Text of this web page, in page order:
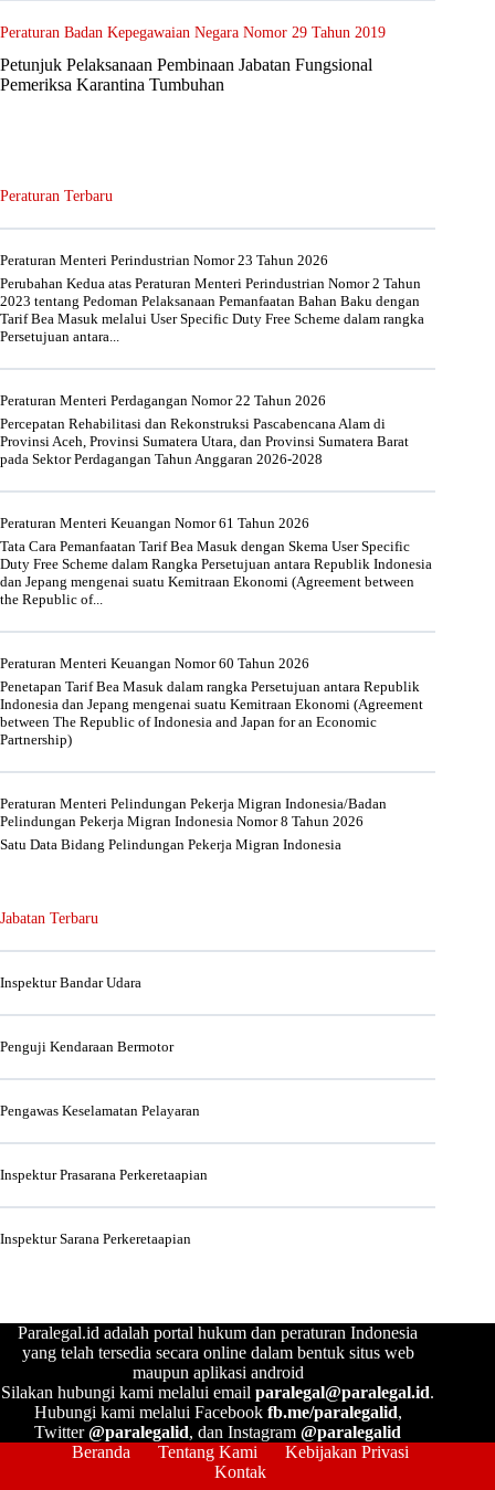
Peraturan Badan Kepegawaian Negara Nomor 29 Tahun 2019
Petunjuk Pelaksanaan Pembinaan Jabatan Fungsional
Pemeriksa Karantina Tumbuhan
Peraturan Terbaru
Peraturan Menteri Perindustrian Nomor 23 Tahun 2026
Perubahan Kedua atas Peraturan Menteri Perindustrian Nomor 2 Tahun
2023 tentang Pedoman Pelaksanaan Pemanfaatan Bahan Baku dengan
Tarif Bea Masuk melalui User Specific Duty Free Scheme dalam rangka
Persetujuan antara...
Peraturan Menteri Perdagangan Nomor 22 Tahun 2026
Percepatan Rehabilitasi dan Rekonstruksi Pascabencana Alam di
Provinsi Aceh, Provinsi Sumatera Utara, dan Provinsi Sumatera Barat
pada Sektor Perdagangan Tahun Anggaran 2026-2028
Peraturan Menteri Keuangan Nomor 61 Tahun 2026
Tata Cara Pemanfaatan Tarif Bea Masuk dengan Skema User Specific
Duty Free Scheme dalam Rangka Persetujuan antara Republik Indonesia
dan Jepang mengenai suatu Kemitraan Ekonomi (Agreement between
the Republic of...
Peraturan Menteri Keuangan Nomor 60 Tahun 2026
Penetapan Tarif Bea Masuk dalam rangka Persetujuan antara Republik
Indonesia dan Jepang mengenai suatu Kemitraan Ekonomi (Agreement
between The Republic of Indonesia and Japan for an Economic
Partnership)
Peraturan Menteri Pelindungan Pekerja Migran Indonesia/Badan
Pelindungan Pekerja Migran Indonesia Nomor 8 Tahun 2026
Satu Data Bidang Pelindungan Pekerja Migran Indonesia
Jabatan Terbaru
Inspektur Bandar Udara
Penguji Kendaraan Bermotor
Pengawas Keselamatan Pelayaran
Inspektur Prasarana Perkeretaapian
Inspektur Sarana Perkeretaapian
Paralegal.id adalah portal hukum dan peraturan Indonesia
yang telah tersedia secara online dalam bentuk situs web
maupun aplikasi android
Silakan hubungi kami melalui emailparalegal@paralegal.id.
Hubungi kami melalui Facebook fb.me/paralegalid,
Twitter@paralegalid, dan Instagram@paralegalid
Beranda
Tentang Kami
Kebijakan Privasi
Kontak